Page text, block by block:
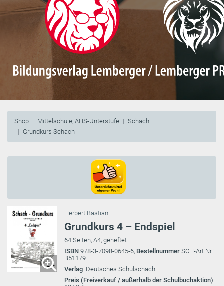
Shop Mittelschule, AHS-Unterstufe
Schach
Grundkurs Schach
Herbert Bastian
Grundkurs 4 – Endspiel
64 Seiten, A4, geheftet
ISBN 978-3-7098-0645-6, Bestellnummer SCH-Art.Nr.:
B51179
Verlag: Deutsches Schulschach
Preis (Freiverkauf / außerhalb der Schulbuchaktion):